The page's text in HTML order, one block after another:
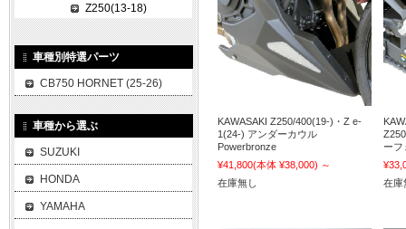
KAWASAKI Z250/400(19-)・Z e-
1(24-) アンダーカウル
Powerbronze
¥41,800(本体 ¥38,000) ～
在庫無し
ーフ
在庫
Z250(13-18)
車種別特選パーツ
CB750 HORNET (25-26)
車種から選ぶ
SUZUKI
HONDA
YAMAHA